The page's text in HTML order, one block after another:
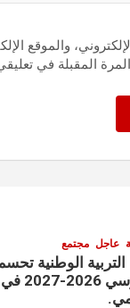
والموقع
المقبلة في
عاجل مجتمع
التربية الوطنية